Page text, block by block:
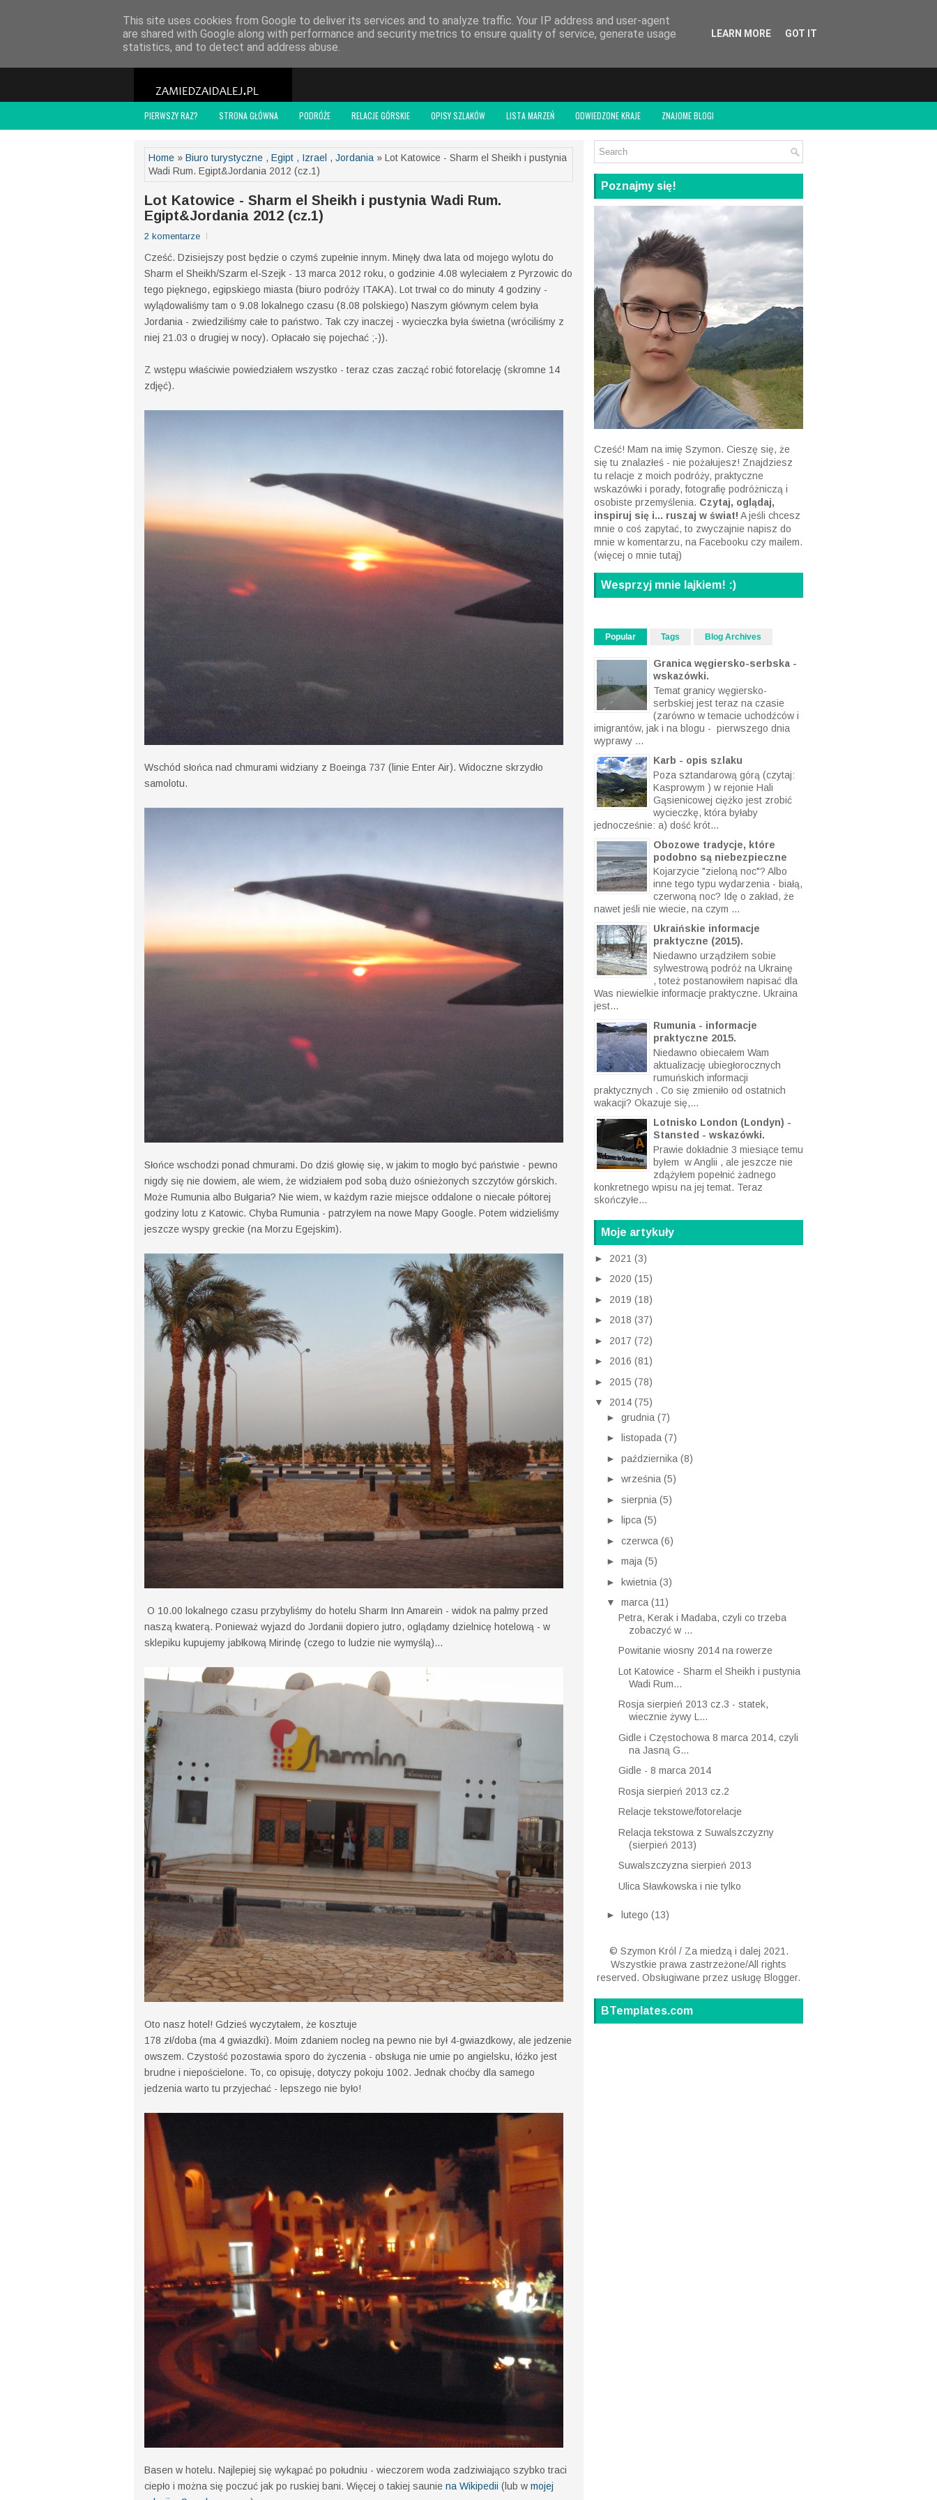
POLITYKA PRYWATNOŚCI WSPÓŁPRACA O BLOGU
PIERWSZY RAZ? STRONA GŁÓWNA PODRÓŻE RELACJE GÓRSKIE OPISY SZLAKÓW LISTA MARZEŃ ODWIEDZONE KRAJE ZNAJOME BLOGI
Home » Biuro turystyczne , Egipt , Izrael , Jordania » Lot Katowice - Sharm el Sheikh i pustynia
Wadi Rum. Egipt&Jordania 2012 (cz.1)
Lot Katowice - Sharm el Sheikh i pustynia Wadi Rum.
Egipt&Jordania 2012 (cz.1)
2 komentarze
Cześć. Dzisiejszy post będzie o czymś zupełnie innym. Minęły dwa lata od mojego wylotu do
Sharm el Sheikh/Szarm el-Szejk - 13 marca 2012 roku, o godzinie 4.08 wyleciałem z Pyrzowic do
tego pięknego, egipskiego miasta (biuro podróży ITAKA). Lot trwał co do minuty 4 godziny -
wylądowaliśmy tam o 9.08 lokalnego czasu (8.08 polskiego) Naszym głównym celem była
Jordania - zwiedziliśmy całe to państwo. Tak czy inaczej - wycieczka była świetna (wróciliśmy z
niej 21.03 o drugiej w nocy). Opłacało się pojechać ;-)).
Z wstępu właściwie powiedziałem wszystko - teraz czas zacząć robić fotorelację (skromne 14
zdjęć).
Wschód słońca nad chmurami widziany z Boeinga 737 (linie Enter Air). Widoczne skrzydło
samolotu.
Słońce wschodzi ponad chmurami. Do dziś głowię się, w jakim to mogło być państwie - pewno
nigdy się nie dowiem, ale wiem, że widziałem pod sobą dużo ośnieżonych szczytów górskich.
Może Rumunia albo Bułgaria? Nie wiem, w każdym razie miejsce oddalone o niecałe półtorej
godziny lotu z Katowic. Chyba Rumunia - patrzyłem na nowe Mapy Google. Potem widzieliśmy
jeszcze wyspy greckie (na Morzu Egejskim).
O 10.00 lokalnego czasu przybyliśmy do hotelu Sharm Inn Amarein - widok na palmy przed
naszą kwaterą. Ponieważ wyjazd do Jordanii dopiero jutro, oglądamy dzielnicę hotelową - w
sklepiku kupujemy jabłkową Mirindę (czego to ludzie nie wymyślą)...
Oto nasz hotel! Gdzieś wyczytałem, że kosztuje
178 zł/doba (ma 4 gwiazdki). Moim zdaniem nocleg na pewno nie był 4-gwiazdkowy, ale jedzenie
owszem. Czystość pozostawia sporo do życzenia - obsługa nie umie po angielsku, łóżko jest
brudne i niepościelone. To, co opisuję, dotyczy pokoju 1002. Jednak choćby dla samego
jedzenia warto tu przyjechać - lepszego nie było!
Basen w hotelu. Najlepiej się wykąpać po południu - wieczorem woda zadziwiająco szybko traci
ciepło i można się poczuć jak po ruskiej bani. Więcej o takiej saunie na Wikipedii (lub w mojej
Poznajmy się!
Cześć! Mam na imię Szymon. Cieszę się, że
się tu znalazłeś - nie pożałujesz! Znajdziesz
tu relacje z moich podróży, praktyczne
wskazówki i porady, fotografię podróżniczą i
osobiste przemyślenia. Czytaj, oglądaj,
inspiruj się i... ruszaj w świat! A jeśli chcesz
mnie o coś zapytać, to zwyczajnie napisz do
mnie w komentarzu, na Facebooku czy mailem.
(więcej o mnie tutaj)
Wesprzyj mnie lajkiem! :)
Popular Tags Blog Archives
Granica węgiersko-serbska -
wskazówki.
Temat granicy węgiersko-
serbskiej jest teraz na czasie
(zarówno w temacie uchodźców i
imigrantów, jak i na blogu - pierwszego dnia
wyprawy ...
Karb - opis szlaku
Poza sztandarową górą (czytaj:
Kasprowym ) w rejonie Hali
Gąsienicowej ciężko jest zrobić
wycieczkę, która byłaby
jednocześnie: a) dość krót...
Obozowe tradycje, które
podobno są niebezpieczne
Kojarzycie "zieloną noc"? Albo
inne tego typu wydarzenia - białą,
czerwoną noc? Idę o zakład, że
nawet jeśli nie wiecie, na czym ...
Ukraińskie informacje
praktyczne (2015).
Niedawno urządziłem sobie
sylwestrową podróż na Ukrainę
, toteż postanowiłem napisać dla
Was niewielkie informacje praktyczne. Ukraina
jest...
Rumunia - informacje
praktyczne 2015.
Niedawno obiecałem Wam
aktualizację ubiegłorocznych
rumuńskich informacji
praktycznych . Co się zmieniło od ostatnich
wakacji? Okazuje się,...
Lotnisko London (Londyn) -
Stansted - wskazówki.
Prawie dokładnie 3 miesiące temu
byłem w Anglii , ale jeszcze nie
zdążyłem popełnić żadnego
konkretnego wpisu na jej temat. Teraz
skończyłe...
Moje artykuły
► 2021 (3)
► 2020 (15)
► 2019 (18)
► 2018 (37)
► 2017 (72)
► 2016 (81)
► 2015 (78)
▼ 2014 (75)
► grudnia (7)
►
listopada (7)
► października (8)
► września (5)
► sierpnia (5)
►
lipca (5)
► czerwca (6)
► maja (5)
►
kwietnia (3)
▼ marca (11)
Petra, Kerak i Madaba, czyli co trzeba
zobaczyć w ...
Powitanie wiosny 2014 na rowerze
Lot Katowice - Sharm el Sheikh i pustynia
Wadi Rum...
Rosja sierpień 2013 cz.3 - statek,
wiecznie żywy L...
Gidle i Częstochowa 8 marca 2014, czyli
na Jasną G...
Gidle - 8 marca 2014
Rosja sierpień 2013 cz.2
Relacje tekstowe/fotorelacje
Relacja tekstowa z Suwalszczyzny
(sierpień 2013)
Suwalszczyzna sierpień 2013
Ulica Sławkowska i nie tylko
► lutego (13)
© Szymon Król / Za miedzą i dalej 2021.
Wszystkie prawa zastrzeżone/All rights
reserved. Obsługiwane przez usługę Blogger.
BTemplates.com
This site uses cookies from Google to deliver its services and to analyze traffic. Your IP address and user-agent
are shared with Google along with performance and security metrics to ensure quality of service, generate usage
statistics, and to detect and address abuse.
LEARN MORE GOT IT